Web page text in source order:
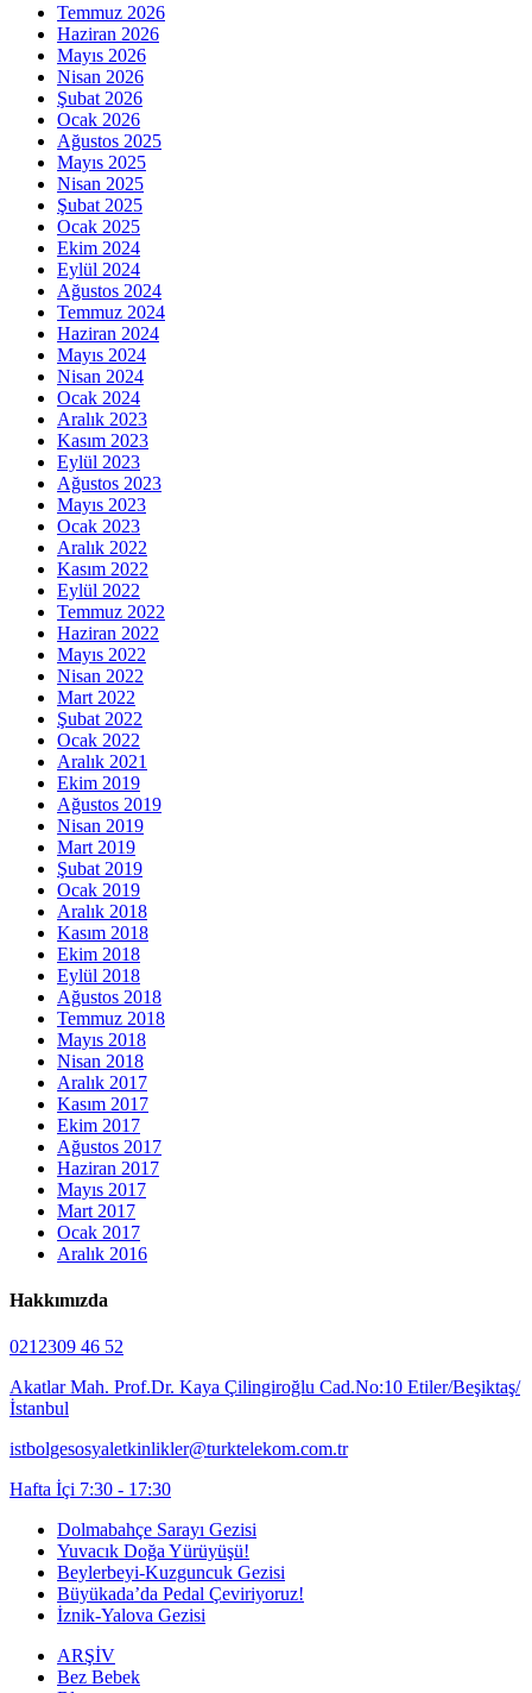
Temmuz 2026
Haziran 2026
Mayıs 2026
Nisan 2026
Şubat 2026
Ocak 2026
Ağustos 2025
Mayıs 2025
Nisan 2025
Şubat 2025
Ocak 2025
Ekim 2024
Eylül 2024
Ağustos 2024
Temmuz 2024
Haziran 2024
Mayıs 2024
Nisan 2024
Ocak 2024
Aralık 2023
Kasım 2023
Eylül 2023
Ağustos 2023
Mayıs 2023
Ocak 2023
Aralık 2022
Kasım 2022
Eylül 2022
Temmuz 2022
Haziran 2022
Mayıs 2022
Nisan 2022
Mart 2022
Şubat 2022
Ocak 2022
Aralık 2021
Ekim 2019
Ağustos 2019
Nisan 2019
Mart 2019
Şubat 2019
Ocak 2019
Aralık 2018
Kasım 2018
Ekim 2018
Eylül 2018
Ağustos 2018
Temmuz 2018
Mayıs 2018
Nisan 2018
Aralık 2017
Kasım 2017
Ekim 2017
Ağustos 2017
Haziran 2017
Mayıs 2017
Mart 2017
Ocak 2017
Aralık 2016
Hakkımızda
0212309 46 52
Akatlar Mah. Prof.Dr. Kaya Çilingiroğlu Cad.No:10 Etiler/Beşiktaş/
İstanbul
istbolgesosyaletkinlikler@turktelekom.com.tr
Hafta İçi 7:30 - 17:30
Dolmabahçe Sarayı Gezisi
Yuvacık Doğa Yürüyüşü!
Beylerbeyi-Kuzguncuk Gezisi
Büyükada’da Pedal Çeviriyoruz!
İznik-Yalova Gezisi
ARŞİV
Bez Bebek